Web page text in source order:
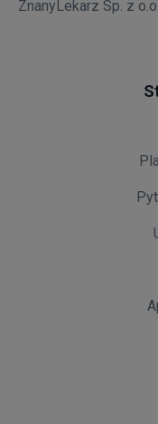
ZnanyLekarz Sp. z